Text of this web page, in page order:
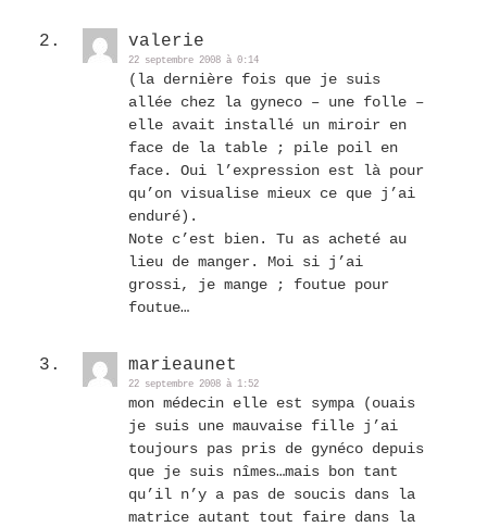
valerie
22 septembre 2008 à 0:14
(la dernière fois que je suis
allée chez la gyneco – une folle –
elle avait installé un miroir en
face de la table ; pile poil en
face. Oui l’expression est là pour
qu’on visualise mieux ce que j’ai
enduré).
Note c’est bien. Tu as acheté au
lieu de manger. Moi si j’ai
grossi, je mange ; foutue pour
foutue…
marieaunet
22 septembre 2008 à 1:52
mon médecin elle est sympa (ouais
je suis une mauvaise fille j’ai
toujours pas pris de gynéco depuis
que je suis nîmes…mais bon tant
qu’il n’y a pas de soucis dans la
matrice autant tout faire dans la